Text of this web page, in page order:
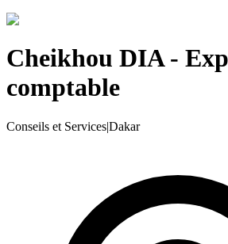
Cheikhou DIA -
comptable
Conseils et Services|Dakar